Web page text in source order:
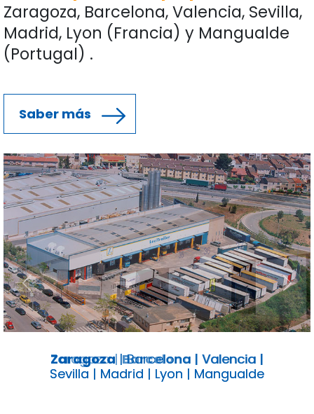
Zaragoza, Barcelona, Valencia, Sevilla,
Madrid, Lyon (Francia) y Mangualde
(Portugal) .
Saber más
Zaragoza|Barcelona |Valencia |
Sevilla | Madrid | Lyon | Mangualde
Previous Next